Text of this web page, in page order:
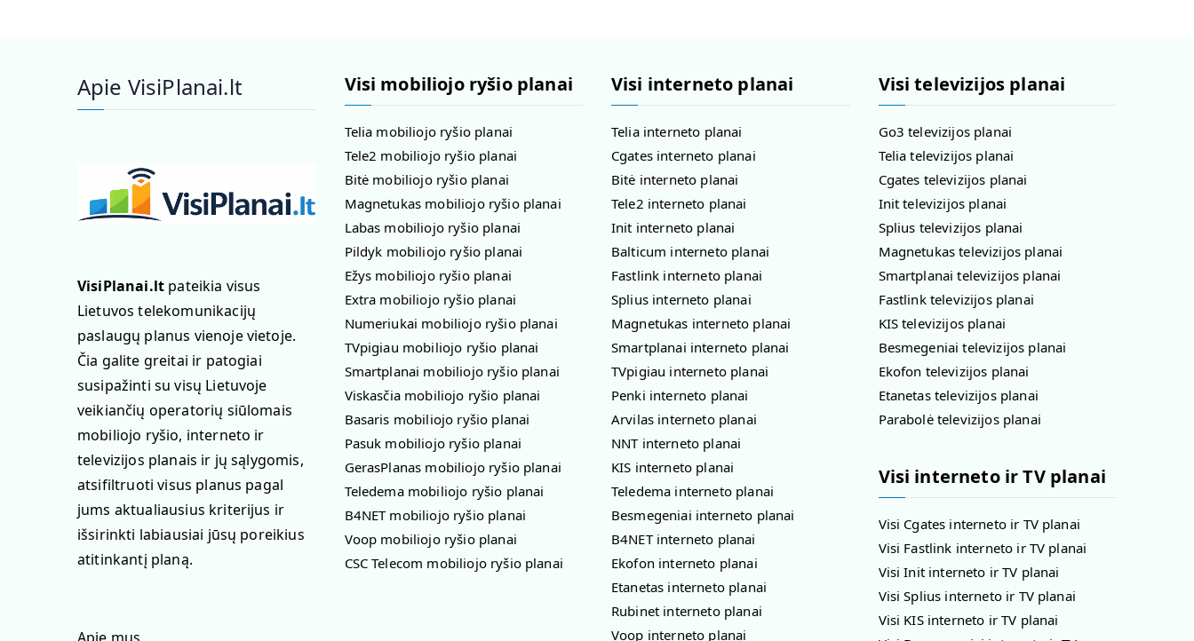
Apie VisiPlanai.lt
VisiPlanai.lt pateikia visus
Lietuvos telekomunikacijų
paslaugų planus vienoje vietoje.
Čia galite greitai ir patogiai
susipažinti su visų Lietuvoje
veikiančių operatorių siūlomais
mobiliojo ryšio, interneto ir
televizijos planais ir jų sąlygomis,
atsifiltruoti visus planus pagal
jums aktualiausius kriterijus ir
išsirinkti labiausiai jūsų poreikius
atitinkantį planą.
Visi mobiliojo ryšio planai
Telia mobiliojo ryšio planai
Tele2 mobiliojo ryšio planai
Bitė mobiliojo ryšio planai
Magnetukas mobiliojo ryšio planai
Labas mobiliojo ryšio planai
Pildyk mobiliojo ryšio planai
Ežys mobiliojo ryšio planai
Extra mobiliojo ryšio planai
Numeriukai mobiliojo ryšio planai
TVpigiau mobiliojo ryšio planai
Smartplanai mobiliojo ryšio planai
Viskasčia mobiliojo ryšio planai
Basaris mobiliojo ryšio planai
Pasuk mobiliojo ryšio planai
GerasPlanas mobiliojo ryšio planai
Teledema mobiliojo ryšio planai
B4NET mobiliojo ryšio planai
Voop mobiliojo ryšio planai
CSC Telecom mobiliojo ryšio planai
Visi interneto planai
Telia interneto planai
Cgates interneto planai
Bitė interneto planai
Tele2 interneto planai
Init interneto planai
Balticum interneto planai
Fastlink interneto planai
Splius interneto planai
Magnetukas interneto planai
Smartplanai interneto planai
TVpigiau interneto planai
Penki interneto planai
Arvilas interneto planai
NNT interneto planai
KIS interneto planai
Teledema interneto planai
Besmegeniai interneto planai
B4NET interneto planai
Ekofon interneto planai
Etanetas interneto planai
Rubinet interneto planai
Voop interneto planai
Visi televizijos planai
Go3 televizijos planai
Telia televizijos planai
Cgates televizijos planai
Init televizijos planai
Splius televizijos planai
Magnetukas televizijos planai
Smartplanai televizijos planai
Fastlink televizijos planai
KIS televizijos planai
Besmegeniai televizijos planai
Ekofon televizijos planai
Etanetas televizijos planai
Parabolė televizijos planai
Visi interneto ir TV planai
Visi Cgates interneto ir TV planai
Visi Fastlink interneto ir TV planai
Visi Init interneto ir TV planai
Visi Splius interneto ir TV planai
Visi KIS interneto ir TV planai